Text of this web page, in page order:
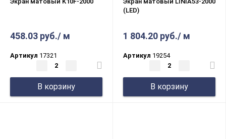
458.03 руб./ м
Артикул 17321
В корзину
(LED)
1 804.20 руб./ м
Артикул 19254
В корзину